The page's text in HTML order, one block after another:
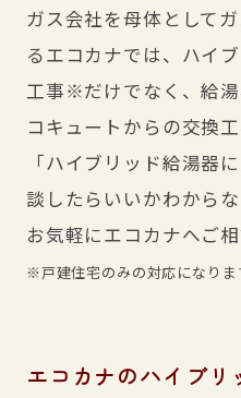
ガス会社を母体として
るエコカナでは、ハイ
工事※だけでなく、給
コキュートからの交換
「ハイブリッド給湯器
談したらいいかわから
お気軽にエコカナへご相
※戸建住宅のみの対応になりま
エコカナのハイブリ